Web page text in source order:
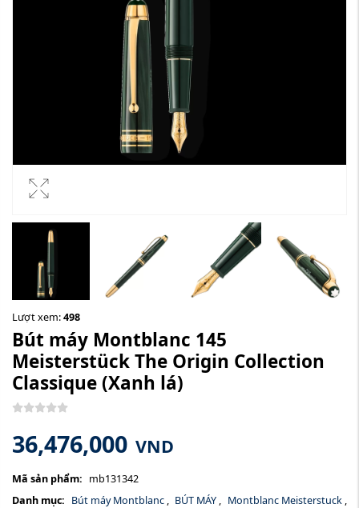
Lượt xem:498
Bút máy Montblanc 145
Meisterstück The Origin Collection
Classique (Xanh lá)
36,476,000 VND
Mã sản phẩm: mb131342
Danh mục: Bút máy Montblanc , BÚT MÁY , Montblanc Meisterstuck ,